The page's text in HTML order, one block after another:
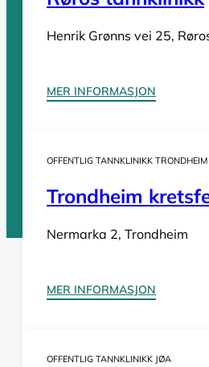
Henrik Grønns vei 25,
MER INFORMASJON
OFFENTLIG TANNKLINIKK TRONDHEIM
Trondheim
Nermarka 2, Trondheim
MER INFORMASJON
OFFENTLIG TANNKLINIKK JØA
Tannleger Troms
Tannleger Trøndelag
Design og utvikling avNowhere